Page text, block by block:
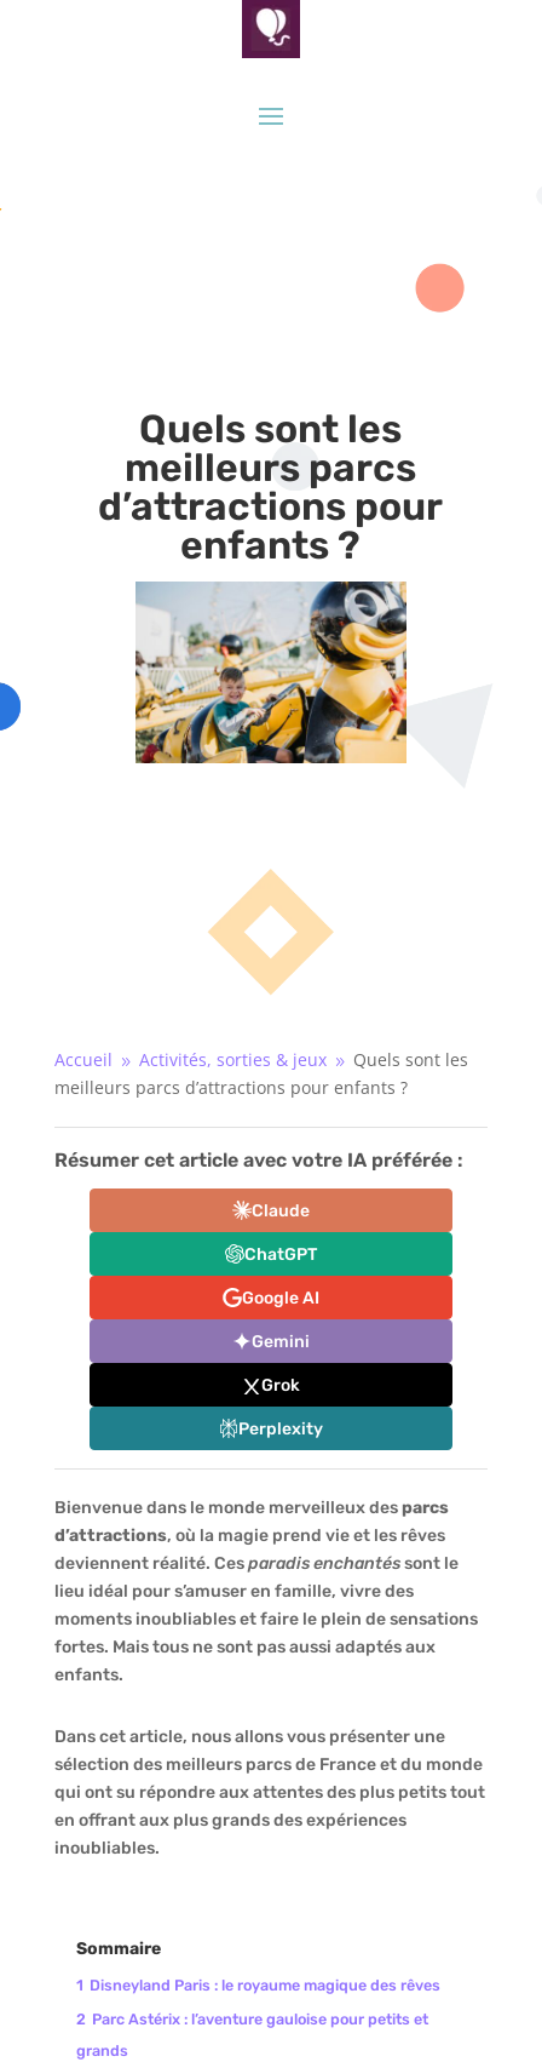
Quels sont les
meilleurs parcs
d’attractions pour
enfants ?
Accueil 9 Activités, sorties & jeux 9 Quels sont les
meilleurs parcs d’attractions pour enfants ?
Résumer cet article avec votre IA préférée :
Claude
ChatGPT
Google AI
Gemini
Grok
Perplexity
Bienvenue dans le monde merveilleux desparcs
d’attractions, où la magie prend vie et les rêves
deviennent réalité. Cesparadis enchantéssont le
lieu idéal pour s’amuser en famille, vivre des
moments inoubliables et faire le plein de sensations
fortes. Mais tous ne sont pas aussi adaptés aux
enfants.
Dans cet article, nous allons vous présenter une
sélection des meilleurs parcs de France et du monde
qui ont su répondre aux attentes des plus petits tout
en offrant aux plus grands des expériences
inoubliables.
Sommaire
1 Disneyland Paris : le royaume magique des rêves
2 Parc Astérix : l’aventure gauloise pour petits et
grands